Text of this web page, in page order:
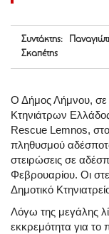
Συντάκτης:
Σκαπέτης
Ο Δήμος Λήμνου, σε
Κτηνιάτρων
Rescue Lemnos,
πληθυσμού
στειρώσεις σε
Φεβρουαρίου. Οι
Δημοτικό
Λόγω της μεγάλης
εκκρεμότητα για